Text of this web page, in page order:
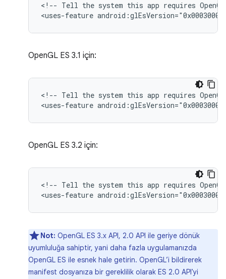
<!-- Tell the system this app requires OpenGL
<uses-feature
OpenGL ES 3.1 için:
<!-- Tell the system this app requires OpenGL
<uses-feature
OpenGL ES 3.2 için:
<!-- Tell the system this app requires OpenGL
<uses-feature
Not: OpenGL ES 3.x API, 2.0 API ile geriye dönük
uyumluluğa sahiptir, yani daha fazla uygulamanızda
OpenGL ES ile esnek hale getirin. OpenGL’i bildirerek
manifest dosyanıza bir gereklilik olarak ES 2.0 API'yi